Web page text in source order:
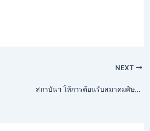
NEXT
สถาบันฯ ให้การต้อนรับสมาคมศิษย์เก่าไทยอินโดนีเซีย (THAI – INDONESIA ALUMNI ASSOCIATION) นำคณะนักศึกษาชาวอินโดนีเซีย เยี่ยมชมแหล่งเรียนรู้วัฒนธรรม ชายแดนใต้